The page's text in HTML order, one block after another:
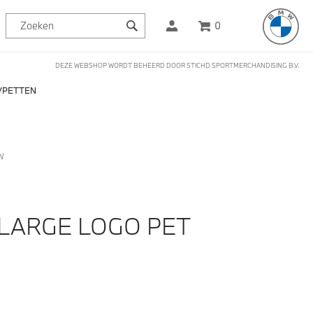
0
DEZE WEBSHOP WORDT BEHEERD DOOR STICHD SPORTMERCHANDISING B.V.
PETTEN
LOGO PET